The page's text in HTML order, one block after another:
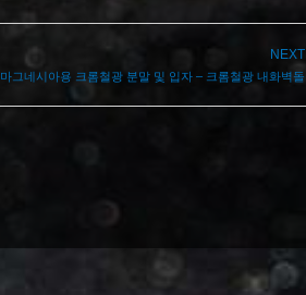
NEXT
마그네시아용 크롬철광 분말 및 입자 – 크롬철광 내화벽돌